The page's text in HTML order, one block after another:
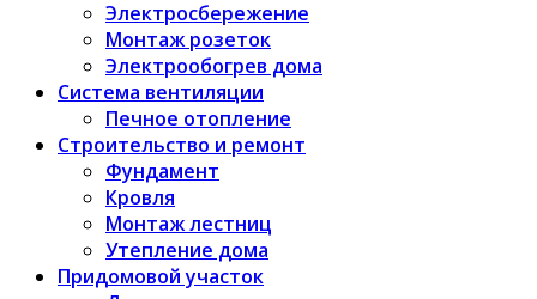
Электросбережение
Монтаж розеток
Электрообогрев дома
Система вентиляции
Печное отопление
Строительство и ремонт
Фундамент
Кровля
Монтаж лестниц
Утепление дома
Придомовой участок